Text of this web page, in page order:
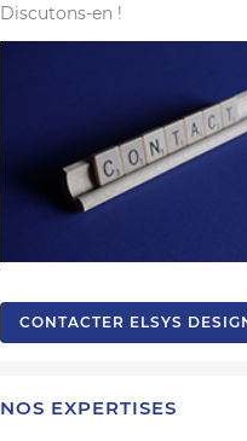
Discutons-en !
CONTACTER ELSYS
NOS EXPERTISES